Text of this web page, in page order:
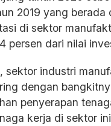
2019 yang berada
di sektor
persen dari nilai
sektor industri
dengan
penyerapan
kerja di sektor